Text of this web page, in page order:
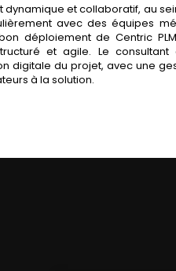
dynamique et collaboratif, au
avec des équipes
déploiement de Centric
et agile. Le
digitale du projet, avec une
à la solution.